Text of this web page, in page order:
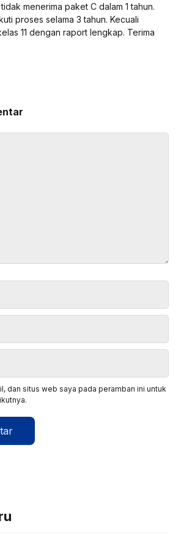
menerima paket C dalam 1 tahun.
proses selama 3 tahun. Kecuali
11 dengan raport lengkap. Terima
dan situs web saya pada peramban ini untuk